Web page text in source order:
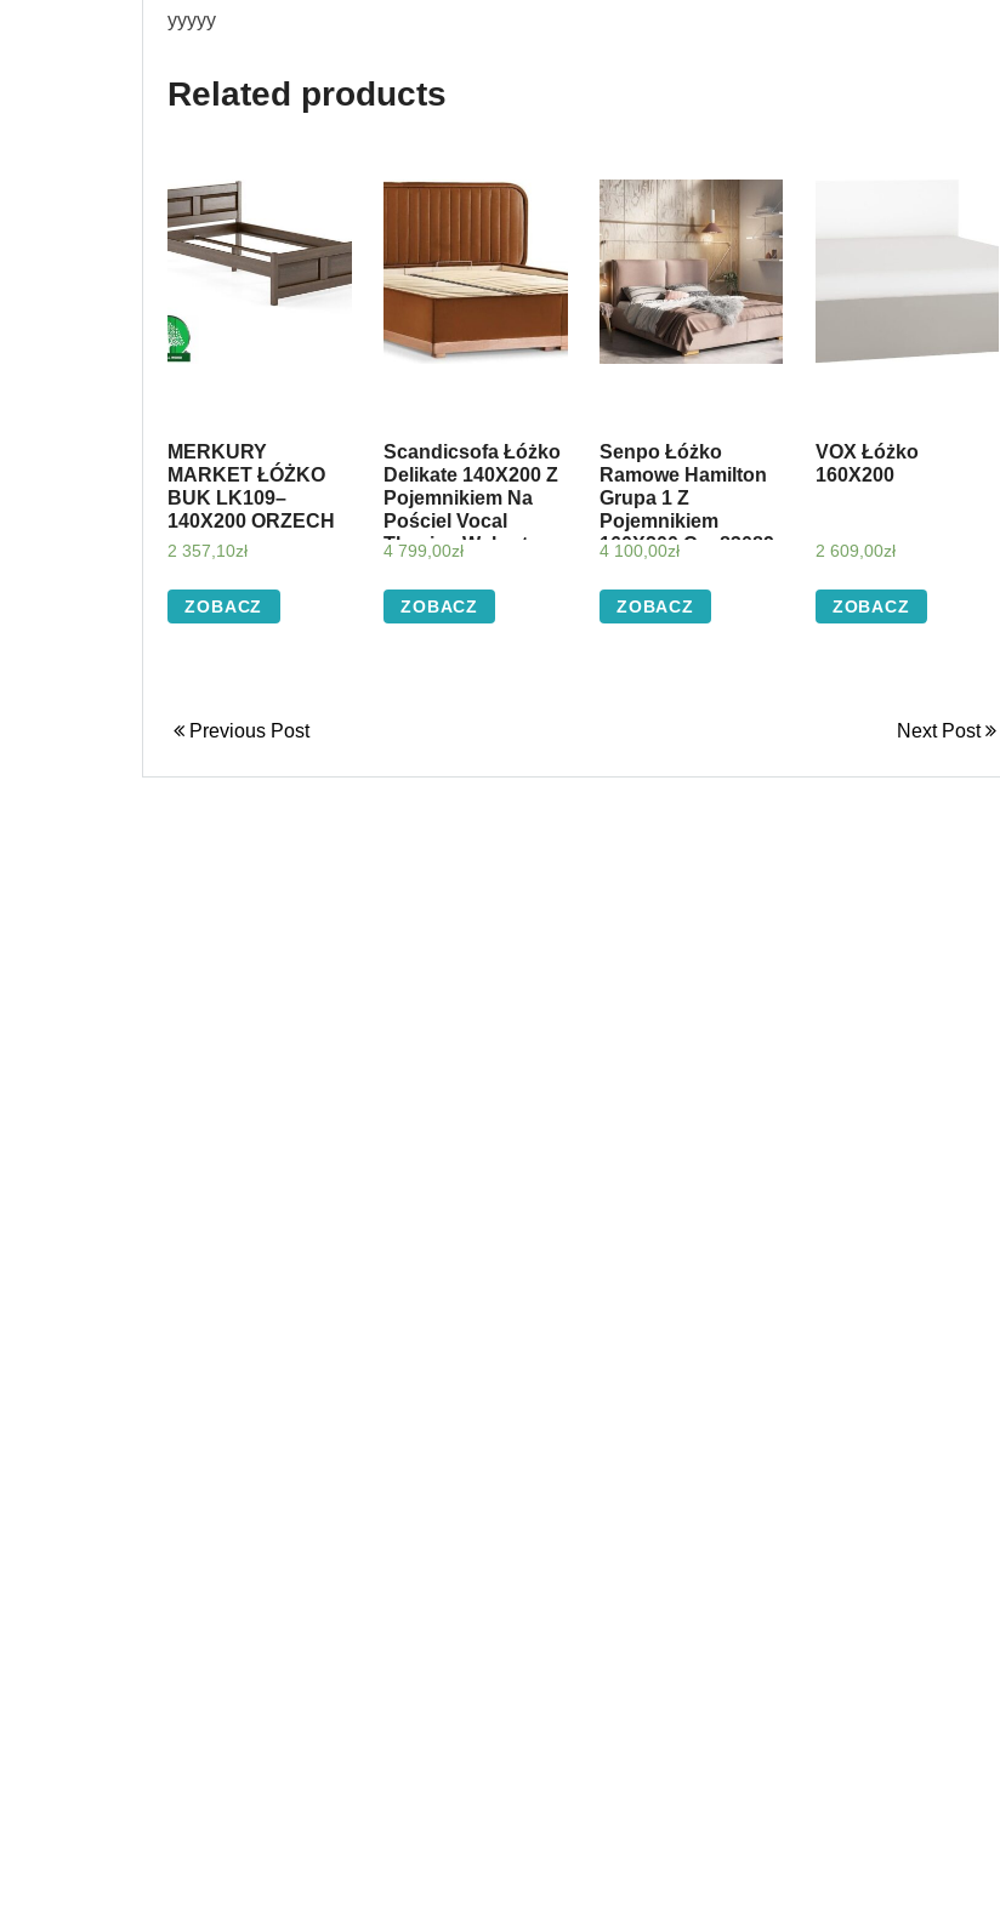
yyyyy
Related products
MERKURY
MARKET ŁÓŻKO
BUK LK109–
140X200 ORZECH
2 357,10zł
ZOBACZ
Scandicsofa Łóżko
Delikate 140X200 Z
Pojemnikiem Na
Pościel Vocal
Tkanina Welwetowa
4 799,00zł
ZOBACZ
Senpo Łóżko
Ramowe Hamilton
Grupa 1 Z
Pojemnikiem
160X200 Cm 83089
4 100,00zł
ZOBACZ
VOX Łóżko
160X200
2 609,00zł
ZOBACZ
Previous Post Next Post